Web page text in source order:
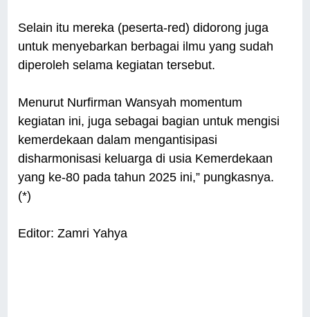
Selain itu mereka (peserta-red) didorong juga
untuk menyebarkan berbagai ilmu yang sudah
diperoleh selama kegiatan tersebut.
Menurut Nurfirman Wansyah momentum
kegiatan ini, juga sebagai bagian untuk mengisi
kemerdekaan dalam mengantisipasi
disharmonisasi keluarga di usia Kemerdekaan
yang ke-80 pada tahun 2025 ini,” pungkasnya.
(*)
Editor: Zamri Yahya